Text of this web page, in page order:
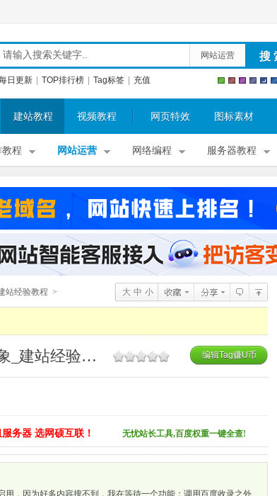
网站运营
日更新 TOP排行榜 Tag标签 充值
建站教程 视频教程 网页特效 图标素材
教程 网站运营 网络编程 服务器教程
站经验教程 > 大 中 小
如何提高网站给用户的第一印象_建站经验教程 编辑Tag赚U币
务器 选网硕互联！ 无忧站长工具,百度权重一键全查!
，因为好多内容搜不到，我在等待一个功能：调用百度收录之外